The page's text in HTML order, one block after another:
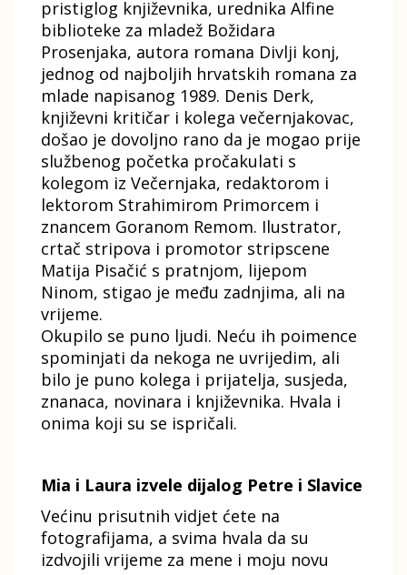
pristiglog književnika, urednika Alfine
biblioteke za mladež Božidara
Prosenjaka, autora romana Divlji konj,
jednog od najboljih hrvatskih romana za
mlade napisanog 1989. Denis Derk,
književni kritičar i kolega večernjakovac,
došao je dovoljno rano da je mogao prije
službenog početka pročakulati s
kolegom iz Večernjaka, redaktorom i
lektorom Strahimirom Primorcem i
znancem Goranom Remom. Ilustrator,
crtač stripova i promotor stripscene
Matija Pisačić s pratnjom, lijepom
Ninom, stigao je među zadnjima, ali na
vrijeme.
Okupilo se puno ljudi. Neću ih poimence
spominjati da nekoga ne uvrijedim, ali
bilo je puno kolega i prijatelja, susjeda,
znanaca, novinara i književnika. Hvala i
onima koji su se ispričali.
Mia i Laura izvele dijalog Petre i Slavice
Većinu prisutnih vidjet ćete na
fotografijama, a svima hvala da su
izdvojili vrijeme za mene i moju novu